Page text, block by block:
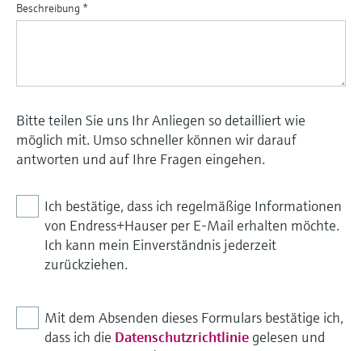
Beschreibung *
Bitte teilen Sie uns Ihr Anliegen so detailliert wie
möglich mit. Umso schneller können wir darauf
antworten und auf Ihre Fragen eingehen.
Ich bestätige, dass ich regelmäßige Informationen
von Endress+Hauser per E-Mail erhalten möchte.
Ich kann mein Einverständnis jederzeit
zurückziehen.
Mit dem Absenden dieses Formulars bestätige ich,
dass ich die Datenschutzrichtlinie gelesen und